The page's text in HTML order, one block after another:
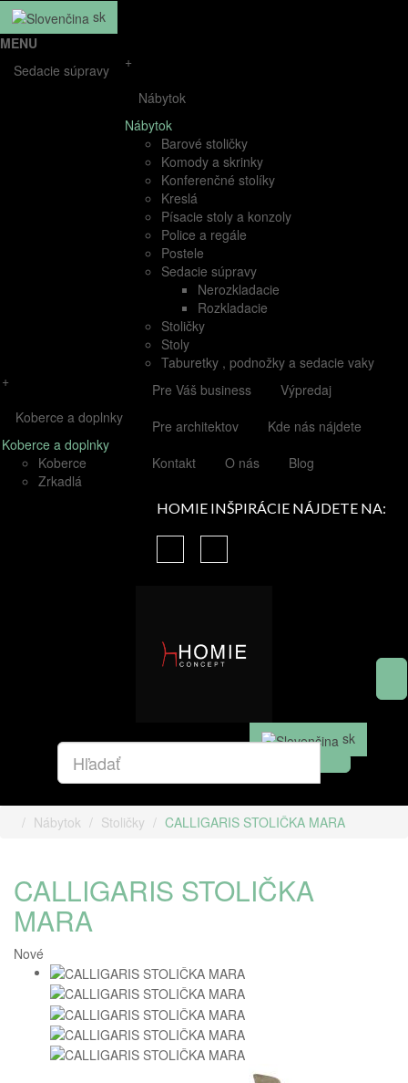
sk
MENU
Sedacie súpravy
+
Nábytok
Nábytok
Barové stoličky
Komody a skrinky
Konferenčné stolíky
Kreslá
Písacie stoly a konzoly
Police a regále
Postele
Sedacie súpravy
Nerozkladacie
Rozkladacie
Stoličky
Stoly
Taburetky , podnožky a sedacie vaky
+
Koberce a doplnky
Koberce a doplnky
Koberce
Zrkadlá
Pre Váš business
Výpredaj
Pre architektov
Kde nás nájdete
Kontakt
O nás Blog
HOMIE INŠPIRÁCIE NÁJDETE NA:
sk
Nábytok Stoličky CALLIGARIS STOLIČKA MARA
CALLIGARIS STOLIČKA
MARA
Nové